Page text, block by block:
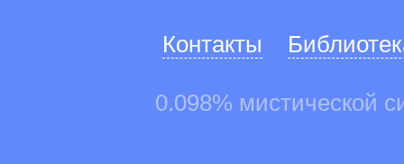
Контакты
0.098% мистической